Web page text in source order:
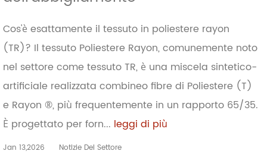
Cos'è esattamente il tessuto in poliestere rayon
(TR)? Il tessuto Poliestere Rayon, comunemente noto
nel settore come tessuto TR, è una miscela sintetico-
artificiale realizzata combineo fibre di Poliestere (T)
e Rayon ®, più frequentemente in un rapporto 65/35.
È progettato per forn... leggi di più
Jan 13,2026 Notizie Del Settore